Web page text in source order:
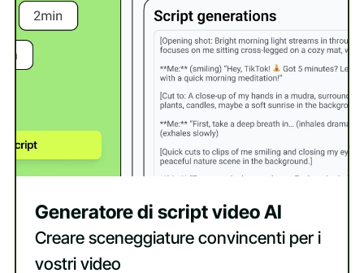
Generatore di script video AI
Creare sceneggiature convincenti per i
vostri video